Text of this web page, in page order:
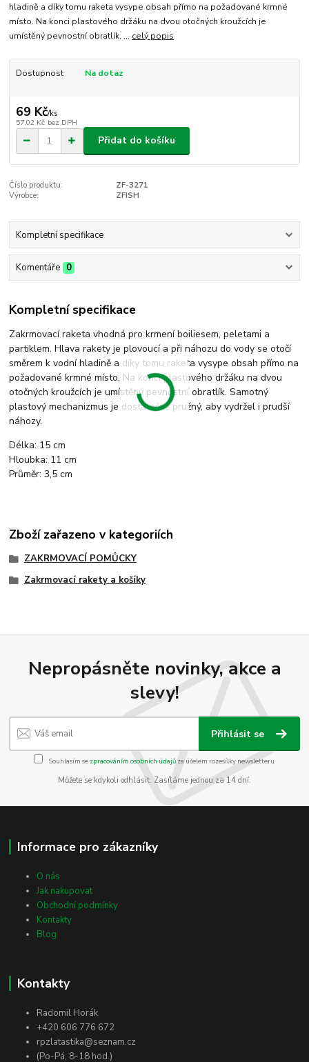
hladině a díky tomu raketa vysype obsah přímo na požadované krmné
místo. Na konci plastového držáku na dvou otočných kroužcích je
umístěný pevnostní obratlík. ... celý popis
Dostupnost Na dotaz
69 Kč/ks
57,02 Kč bez DPH
Přidat do košíku
Číslo produktu:
ZF-3271
Výrobce:
ZFISH
Kompletní specifikace
Komentáře 0
Kompletní specifikace
Zakrmovací raketa vhodná pro krmení boiliesem, peletami a
partiklem. Hlava rakety je plovoucí a při náhozu do vody se otočí
směrem k vodní hladině a díky tomu raketa vysype obsah přímo na
požadované krmné místo. Na konci plastového držáku na dvou
otočných kroužcích je umístěný pevnostní obratlík. Samotný
plastový mechanizmus je dostatečně pružný, aby vydržel i prudší
náhozy.
Délka: 15 cm
Hloubka: 11 cm
Průměr: 3,5 cm
Zboží zařazeno v kategoriích
ZAKRMOVACÍ POMŮCKY
Zakrmovací rakety a košíky
Nepropásněte novinky, akce a
slevy!
Přihlásit se
Souhlasím se zpracováním osobních údajůza účelem rozesílky newsletteru.
Můžete se kdykoli odhlásit. Zasíláme jednou za 14 dní.
Informace pro zákazníky
O nás
Jak nakupovat
Obchodní podmínky
Kontakty
Blog
Kontakty
Radomil Horák
+420 606 776 672
rpzlatastika@seznam.cz
(Po-Pá, 8-18 hod.)